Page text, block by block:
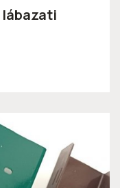
lábazati